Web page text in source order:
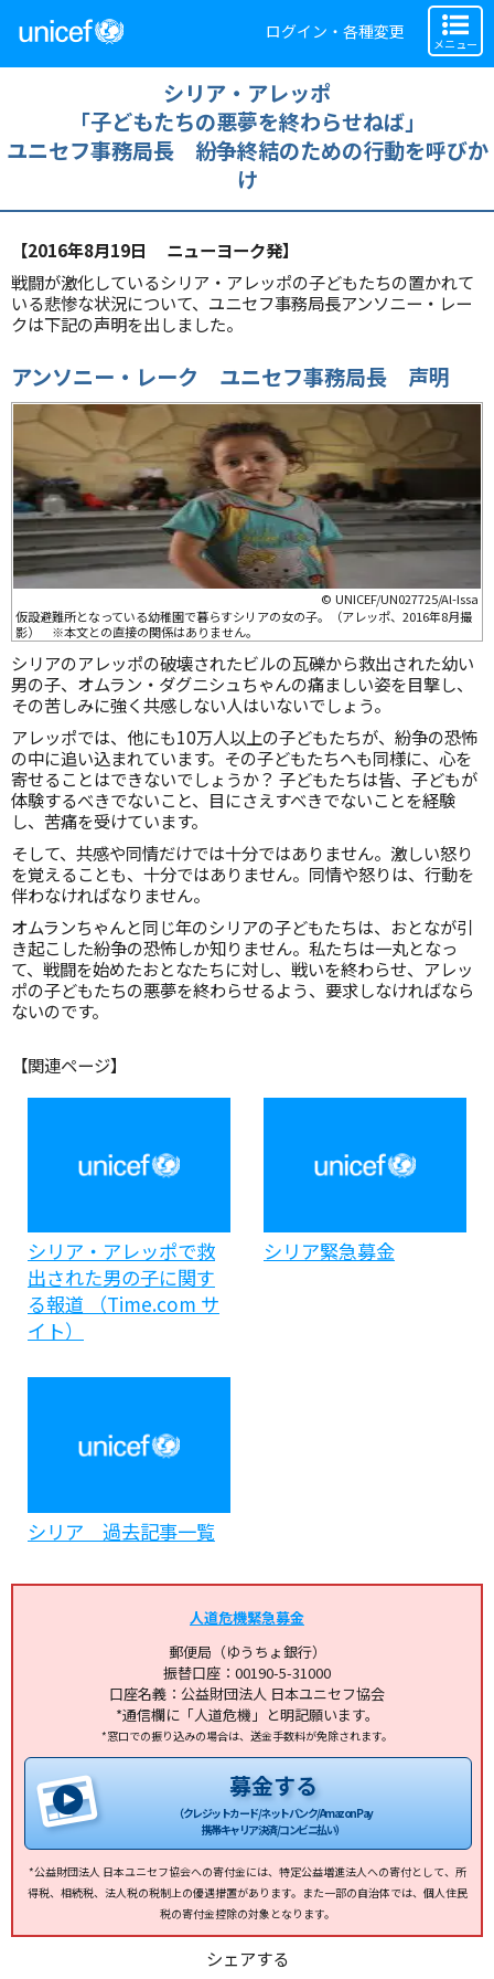
ログイン・各種変更
メニュー
シリア・アレッポ
「子どもたちの悪夢を終わらせねば」
ユニセフ事務局長 紛争終結のための行動を呼びか
け
【2016年8月19日 ニューヨーク発】
戦闘が激化しているシリア・アレッポの子どもたちの置かれて
いる悲惨な状況について、ユニセフ事務局長アンソニー・レー
クは下記の声明を出しました。
アンソニー・レーク ユニセフ事務局長 声明
© UNICEF/UN027725/Al-Issa
仮設避難所となっている幼稚園で暮らすシリアの女の子。（アレッポ、2016年8月撮
影） ※本文との直接の関係はありません。
シリアのアレッポの破壊されたビルの瓦礫から救出された幼い
男の子、オムラン・ダグニシュちゃんの痛ましい姿を目撃し、
その苦しみに強く共感しない人はいないでしょう。
アレッポでは、他にも10万人以上の子どもたちが、紛争の恐怖
の中に追い込まれています。その子どもたちへも同様に、心を
寄せることはできないでしょうか？ 子どもたちは皆、子どもが
体験するべきでないこと、目にさえすべきでないことを経験
し、苦痛を受けています。
そして、共感や同情だけでは十分ではありません。激しい怒り
を覚えることも、十分ではありません。同情や怒りは、行動を
伴わなければなりません。
オムランちゃんと同じ年のシリアの子どもたちは、おとなが引
き起こした紛争の恐怖しか知りません。私たちは一丸となっ
て、戦闘を始めたおとなたちに対し、戦いを終わらせ、アレッ
ポの子どもたちの悪夢を終わらせるよう、要求しなければなら
ないのです。
【関連ページ】
シリア・アレッポで救
出された男の子に関す
る報道 （Time.com サ
イト）
シリア緊急募金
シリア 過去記事一覧
人道危機緊急募金
郵便局（ゆうちょ銀行）
振替口座：00190-5-31000
口座名義：公益財団法人 日本ユニセフ協会
*通信欄に「人道危機」と明記願います。
*窓口での振り込みの場合は、送金手数料が免除されます。
募金する
（クレジットカード/ネットバンク/Amazon Pay
携帯キャリア決済/コンビニ払い）
*公益財団法人 日本ユニセフ協会への寄付金には、特定公益増進法人への寄付として、所
得税、相続税、法人税の税制上の優遇措置があります。また一部の自治体では、個人住民
税の寄付金控除の対象となります。
シェアする